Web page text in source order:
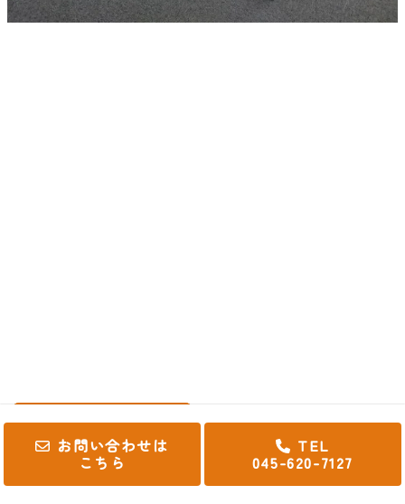
お問い合わせフォームへ
お問い合わせは
こちら
TEL
045-620-7127